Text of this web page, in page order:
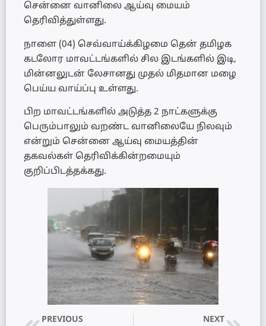
சென்னை வானிலை ஆய்வு மையம்
தெரிவித்துள்ளது.
நாளை (04) செவ்வாய்க்கிழமை தென் தமிழக
கடலோர மாவட்டங்களில் சில இடங்களில் இடி,
மின்னலுடன் லேசானது முதல் மிதமான மழை
பெய்ய வாய்ப்பு உள்ளது.
பிற மாவட்டங்களில் அடுத்த 2 நாட்களுக்கு
பெரும்பாலும் வறண்ட வானிலையே நிலவும்
என்றும் சென்னை ஆய்வு மையத்தின்
தகவல்கள் தெரிவிக்கின்றமையும்
குறிப்பிடத்தக்கது.
PREVIOUS NEXT